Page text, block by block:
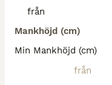
Mankhöjd (cm)
Min Mankhöjd (cm)